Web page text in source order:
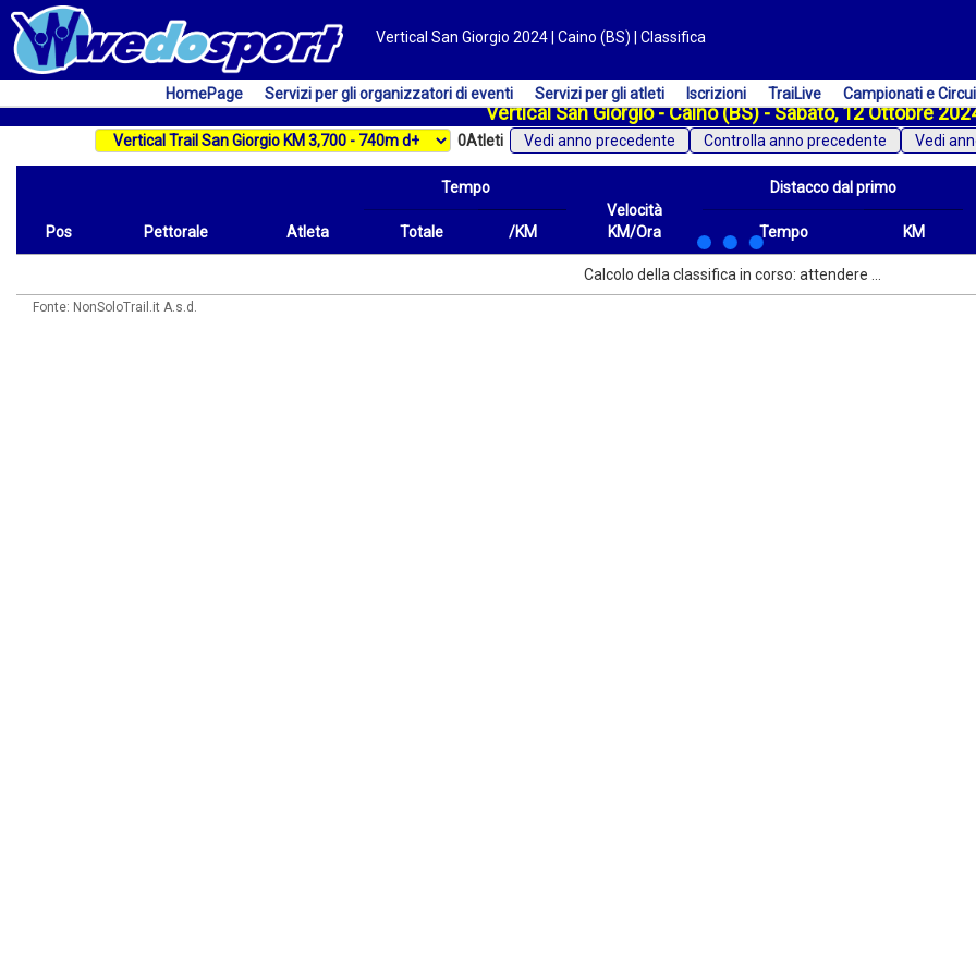
Vertical San Giorgio 2024 | Caino (BS) | Classifica
HomePage Servizi per gli organizzatori di eventi Servizi per gli atleti Iscrizioni TraiLive Campionati e
Vertical San Giorgio - Caino (BS) - Sabato, 12 Ottobre
0Atleti Vedi anno precedente Vedi
Pos Pettorale Atleta
Tempo
Velocità
KM/Ora
Distacco dal primo
Totale /KM Tempo
KM
Velocità
Distacco dal primo
Tempo
Calcolo della classifica in corso: attendere ...
Fonte: NonSoloTrail.it A.s.d.